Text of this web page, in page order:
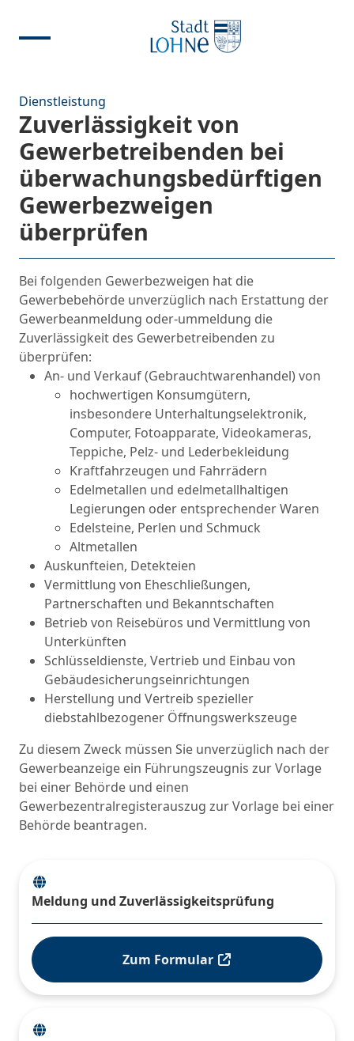
Dienstleistung
Zuverlässigkeit von
Gewerbetreibenden bei
überwachungsbedürftigen
Gewerbezweigen
überprüfen
Meldung und Zuverlässigkeitsprüfung
Zum Formular
Bei folgenden Gewerbezweigen hat die
Gewerbebehörde unverzüglich nach Erstattung der
Gewerbeanmeldung oder-ummeldung die
Zuverlässigkeit des Gewerbetreibenden zu
überprüfen:
An- und Verkauf (Gebrauchtwarenhandel) von
hochwertigen Konsumgütern,
insbesondere Unterhaltungselektronik,
Computer, Fotoapparate, Videokameras,
Teppiche, Pelz- und Lederbekleidung
Kraftfahrzeugen und Fahrrädern
Edelmetallen und edelmetallhaltigen
Legierungen oder entsprechender Waren
Edelsteine, Perlen und Schmuck
Altmetallen
Auskunfteien, Detekteien
Vermittlung von Eheschließungen,
Partnerschaften und Bekanntschaften
Betrieb von Reisebüros und Vermittlung von
Unterkünften
Schlüsseldienste, Vertrieb und Einbau von
Gebäudesicherungseinrichtungen
Herstellung und Vertreib spezieller
diebstahlbezogener Öffnungswerkszeuge
Zu diesem Zweck müssen Sie unverzüglich nach der
Gewerbeanzeige ein Führungszeugnis zur Vorlage
bei einer Behörde und einen
Gewerbezentralregisterauszug zur Vorlage bei einer
Behörde beantragen.